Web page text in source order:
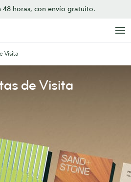
48 horas, con envío gratuito.
Visita
de Visita